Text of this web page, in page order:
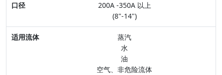
适用流体
最高压力
200A -350A 以上
(8"-14")
蒸汽
水
油
空气、非危险流体